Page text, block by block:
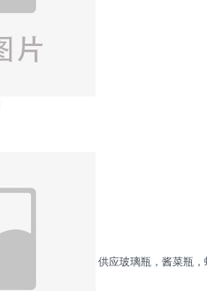
供应玻璃瓶，酱菜瓶